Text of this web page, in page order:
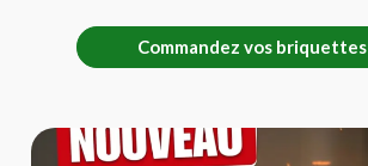
Commandez vos briquettes